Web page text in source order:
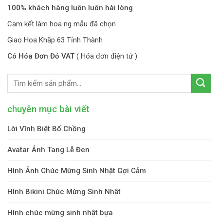
100% khách hàng luôn luôn hài lòng
Cam kết làm hoa ng mẫu đã chọn
Giao Hoa Khăp 63 Tỉnh Thành
Có Hóa Đơn Đỏ VAT ( Hóa đơn điện tử )
chuyên mục bài viết
Lời Vĩnh Biệt Bố Chồng
Avatar Ảnh Tang Lễ Đen
Hình Ảnh Chúc Mừng Sinh Nhật Gợi Cảm
Hình Bikini Chúc Mừng Sinh Nhật
Hình chúc mừng sinh nhật bựa